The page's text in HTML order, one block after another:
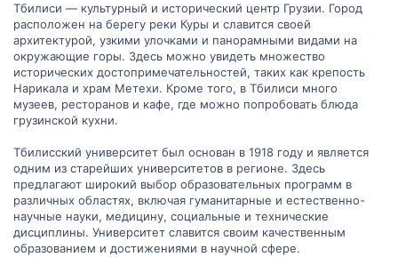
Тбилиси — культурный и исторический центр Грузии. Город
расположен на берегу реки Куры и славится своей
архитектурой, узкими улочками и панорамными видами на
окружающие горы. Здесь можно увидеть множество
исторических достопримечательностей, таких как крепость
Нарикала и храм Метехи. Кроме того, в Тбилиси много
музеев, ресторанов и кафе, где можно попробовать блюда
грузинской кухни.
Тбилисский университет был основан в 1918 году и является
одним из старейших университетов в регионе. Здесь
предлагают широкий выбор образовательных программ в
различных областях, включая гуманитарные и естественно-
научные науки, медицину, социальные и технические
дисциплины. Университет славится своим качественным
образованием и достижениями в научной сфере.